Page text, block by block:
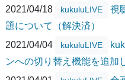
2021/04/18
kukuluLIVE
視
題について（解決済）
2021/04/04
kukuluLIVE
ンへの切り替え機能を追加